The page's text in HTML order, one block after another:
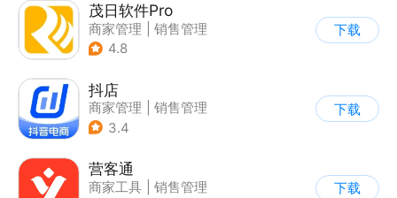
茂日软件Pro
商家管理
销售管理
4.8
下载
抖店
商家管理
销售管理
3.4
下载
营客通
商家工具
销售管理
下载